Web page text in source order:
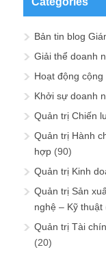
Bản tin blog
Giải thể doanh
Hoạt động cộng
Khởi sự doanh
Quản trị Chiến
Quản trị Hành
hợp (90)
Quản trị Kinh
Quản trị Sản
nghệ – Kỹ thuật
Quản trị Tài
(20)